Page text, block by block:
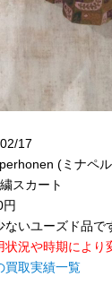
17
(ミナペ
スカート
円
いユーズド品で
況や時期により
買取実績一覧